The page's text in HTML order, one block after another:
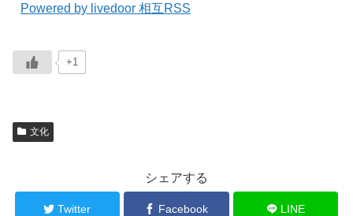
Powered by livedoor 相互RSS
+1
文化
シェアする
Twitter Facebook LINE